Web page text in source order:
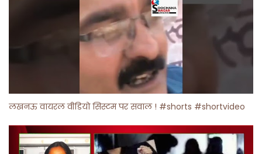
लखनऊ वायरल वीडियो सिस्टम पर सवाल ! #shorts #shortvideo